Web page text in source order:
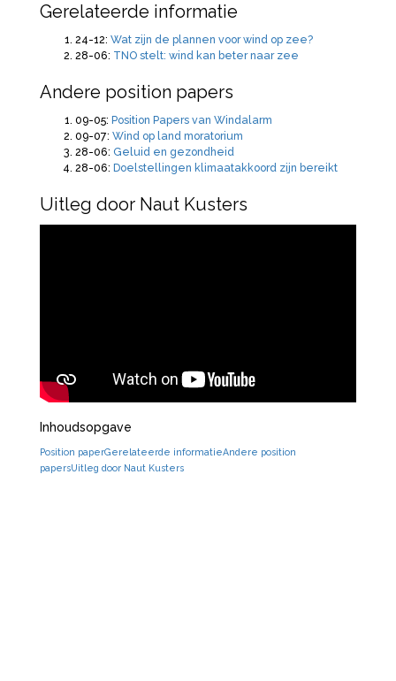
Gerelateerde informatie
24-12: Wat zijn de plannen voor wind op zee?
28-06: TNO stelt: wind kan beter naar zee
Andere position papers
09-05: Position Papers van Windalarm
09-07: Wind op land moratorium
28-06: Geluid en gezondheid
28-06: Doelstellingen klimaatakkoord zijn bereikt
Uitleg door Naut Kusters
Inhoudsopgave
Position paperGerelateerde informatieAndere position
papersUitleg door Naut Kusters